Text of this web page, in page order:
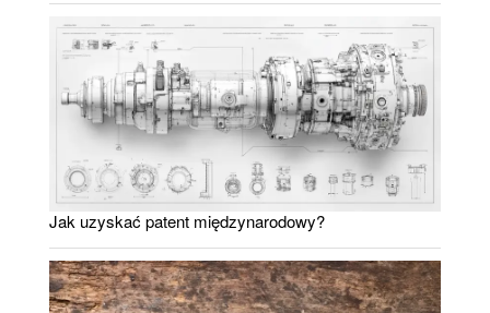
Jak uzyskać patent międzynarodowy?